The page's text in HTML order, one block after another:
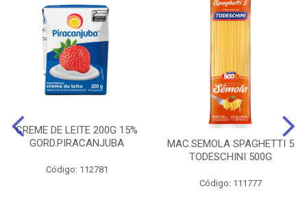
CREME DE LEITE 200G 15%
GORD.PIRACANJUBA
Código: 112781
MAC.SEMOLA SPAGHETTI 5
TODESCHINI 500G
Código: 111777